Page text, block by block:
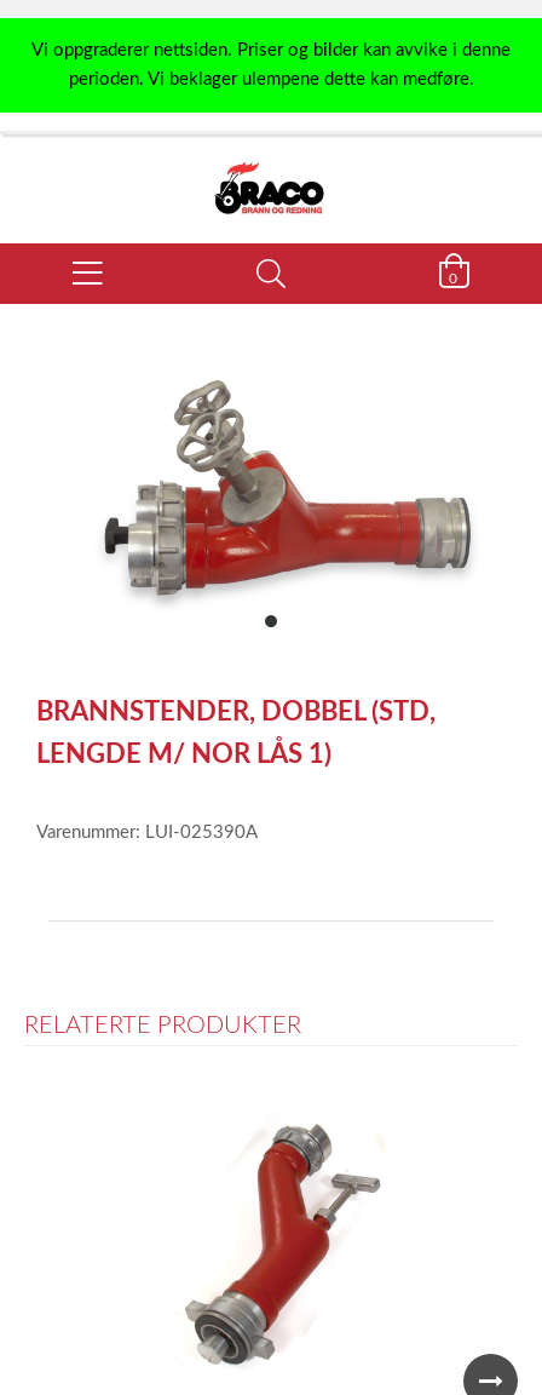
Vi oppgraderer nettsiden. Priser og bilder kan avvike i denne
perioden. Vi beklager ulempene dette kan medføre.
0
item
of
1
BRANNSTENDER, DOBBEL (STD,
LENGDE M/ NOR LÅS 1)
Varenummer: LUI-025390A
RELATERTE PRODUKTER